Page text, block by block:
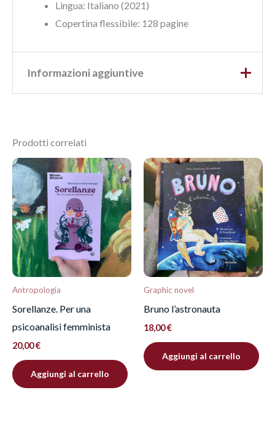
Lingua:‎ Italiano (2021)
Copertina flessibile: 128 pagine
Informazioni aggiuntive
Prodotti correlati
Antropologia
Sorellanze. Per una
psicoanalisi femminista
20,00€
Aggiungi al carrello
Graphic novel
Bruno l’astronauta
18,00€
Aggiungi al carrello